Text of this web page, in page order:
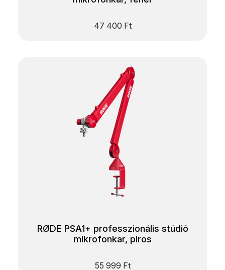
47 400 Ft
RØDE PSA1+ professzionális stúdió
mikrofonkar, piros
55 999 Ft